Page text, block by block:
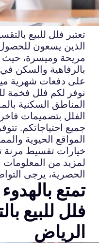
تعتبر فلل للبيع
الذين يسعون
مريحة وميسرة، حيث
بالرفاهية والسكن
على دفعات شهرية
نوفر لكم فلل فخمة
المناطق السكنية
الفلل بتصميمات
جميع احتياجاتكم.
المواقع الحيوية
خيارات تقسيط مرنة
لمزيد من المعلومات
الحصرية، يرجى
تمتع
فلل للبيع
الرياض